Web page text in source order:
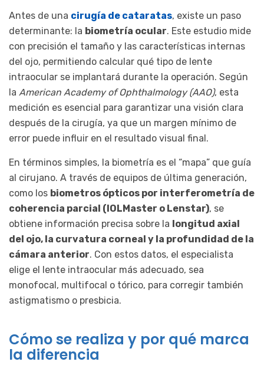
Antes de una cirugía de cataratas, existe un paso
determinante: la biometría ocular. Este estudio mide
con precisión el tamaño y las características internas
del ojo, permitiendo calcular qué tipo de lente
intraocular se implantará durante la operación. Según
la American Academy of Ophthalmology (AAO), esta
medición es esencial para garantizar una visión clara
después de la cirugía, ya que un margen mínimo de
error puede influir en el resultado visual final.
En términos simples, la biometría es el “mapa” que guía
al cirujano. A través de equipos de última generación,
como los biometros ópticos por interferometría de
coherencia parcial (IOLMaster o Lenstar), se
obtiene información precisa sobre la longitud axial
del ojo, la curvatura corneal y la profundidad de la
cámara anterior. Con estos datos, el especialista
elige el lente intraocular más adecuado, sea
monofocal, multifocal o tórico, para corregir también
astigmatismo o presbicia.
Cómo se realiza y por qué marca
la diferencia